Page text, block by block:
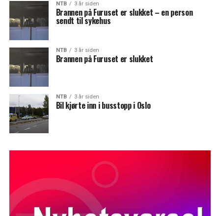
NTB 3 år siden
Brannen på Furuset er slukket – en person
sendt til sykehus
NTB 3 år siden
Brannen på Furuset er slukket
NTB 3 år siden
Bil kjørte inn i busstopp i Oslo